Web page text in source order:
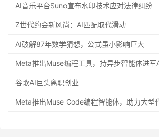
AI音乐平台Suno宣布水印技术应对法律纠纷
Z世代约会新风尚：AI匹配取代滑动
AI破解87年数学猜想，公式虽小影响巨大
Meta推出Muse编程工具，持异步智能体进军
谷歌AI巨头离职创业
Meta推出Muse Code编程智能体，助力大型